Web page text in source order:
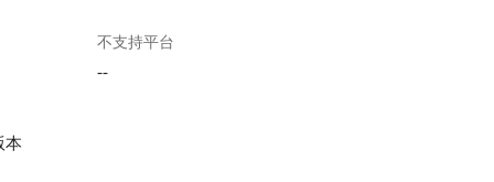
不支持平台
--
本